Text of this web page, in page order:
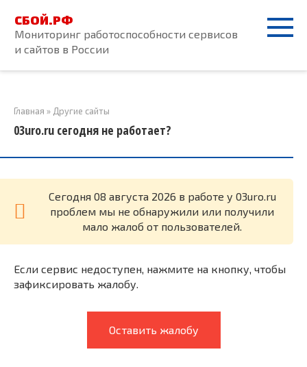
контенту
СБОЙ.РФ
Мониторинг работоспособности сервисов
и сайтов в России
Главная » Другие сайты
03uro.ru сегодня не работает?
Cегодня 08 августа 2026 в работе у 03uro.ru
проблем мы не обнаружили или получили
мало жалоб от пользователей.
Если сервис недоступен, нажмите на кнопку, чтобы
зафиксировать жалобу.
Оставить жалобу